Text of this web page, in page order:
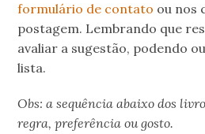
formulário de contato ou nos
postagem. Lembrando que
avaliar a sugestão, podendo
lista.
Obs: a sequência abaixo dos
regra, preferência ou gosto.